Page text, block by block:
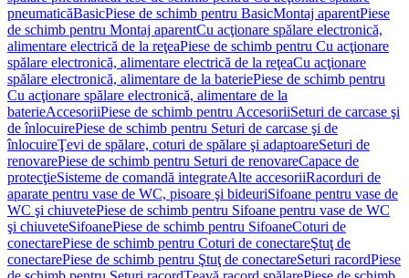
pneumaticăBasicPiese de schimb pentru BasicMontaj aparentPiese
de schimb pentru Montaj aparentCu acţionare spălare electronică,
alimentare electrică de la reţeaPiese de schimb pentru Cu acţionare
spălare electronică, alimentare electrică de la reţeaCu acţionare
spălare electronică, alimentare de la bateriePiese de schimb pentru
Cu acţionare spălare electronică, alimentare de la
baterieAccesoriiPiese de schimb pentru AccesoriiSeturi de carcase şi
de înlocuirePiese de schimb pentru Seturi de carcase şi de
înlocuireŢevi de spălare, coturi de spălare şi adaptoareSeturi de
renovarePiese de schimb pentru Seturi de renovareCapace de
protecţieSisteme de comandă integrateAlte accesoriiRacorduri de
aparate pentru vase de WC, pisoare şi bideuriSifoane pentru vase de
WC şi chiuvetePiese de schimb pentru Sifoane pentru vase de WC
şi chiuveteSifoanePiese de schimb pentru SifoaneCoturi de
conectarePiese de schimb pentru Coturi de conectareŞtuţ de
conectarePiese de schimb pentru Ştuţ de conectareSeturi racordPiese